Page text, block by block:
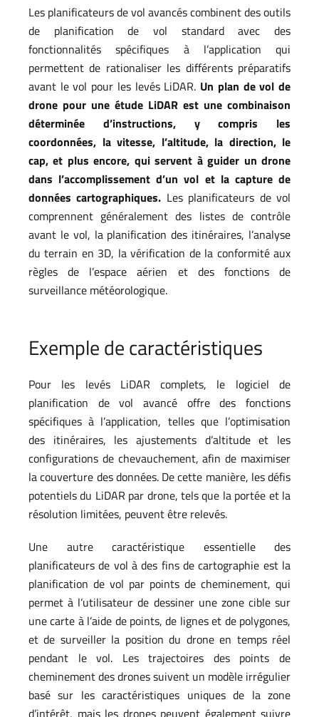
Les planificateurs de vol avancés combinent des outils
de planification de vol standard avec des
fonctionnalités spécifiques à l’application qui
permettent de rationaliser les différents préparatifs
avant le vol pour les levés LiDAR. Un plan de vol de
drone pour une étude LiDAR est une combinaison
déterminée d’instructions, y compris les
coordonnées, la vitesse, l’altitude, la direction, le
cap, et plus encore, qui servent à guider un drone
dans l’accomplissement d’un vol et la capture de
données cartographiques. Les planificateurs de vol
comprennent généralement des listes de contrôle
avant le vol, la planification des itinéraires, l’analyse
du terrain en 3D, la vérification de la conformité aux
règles de l’espace aérien et des fonctions de
surveillance météorologique.
Exemple de caractéristiques
Pour les levés LiDAR complets, le logiciel de
planification de vol avancé offre des fonctions
spécifiques à l’application, telles que l’optimisation
des itinéraires, les ajustements d’altitude et les
configurations de chevauchement, afin de maximiser
la couverture des données. De cette manière, les défis
potentiels du LiDAR par drone, tels que la portée et la
résolution limitées, peuvent être relevés.
Une autre caractéristique essentielle des
planificateurs de vol à des fins de cartographie est la
planification de vol par points de cheminement, qui
permet à l’utilisateur de dessiner une zone cible sur
une carte à l’aide de points, de lignes et de polygones,
et de surveiller la position du drone en temps réel
pendant le vol. Les trajectoires des points de
cheminement des drones suivent un modèle irrégulier
basé sur les caractéristiques uniques de la zone
d’intérêt, mais les drones peuvent également suivre